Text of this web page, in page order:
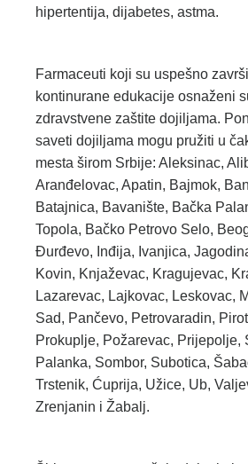
hipertentija, dijabetes, astma.
Farmaceuti koji su uspešno
kontinurane edukacije osnaženi
zdravstvene zaštite dojiljama.
saveti dojiljama mogu pružiti u
mesta širom Srbije: Aleksinac,
Aranđelovac, Apatin, Bajmok,
Batajnica, Bavanište, Bačka
Topola, Bačko Petrovo Selo,
Đurđevo, Inđija, Ivanjica,
Kovin, Knjaževac, Kragujevac,
Lazarevac, Lajkovac, Leskovac,
Sad, Pančevo, Petrovaradin,
Prokuplje, Požarevac, Prijepolje,
Palanka, Sombor, Subotica,
Trstenik, Ćuprija, Užice, Ub,
Zrenjanin i Žabalj.